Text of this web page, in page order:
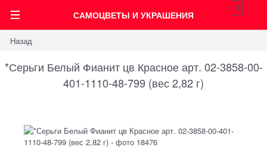
САМОЦВЕТЫ И УКРАШЕНИЯ
0
Назад
*Серьги Белый Фианит цв Красное арт. 02-3858-00-
401-1110-48-799 (вес 2,82 г)